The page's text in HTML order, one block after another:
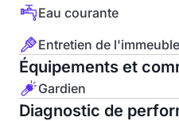
Eau courante
Entretien de l'immeuble
Équipements et
Gardien
Diagnostic de